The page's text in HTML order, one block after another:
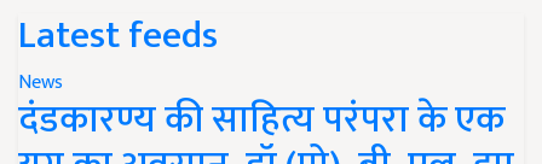
Latest feeds
News
दंडकारण्य की साहित्य परंपरा के एक